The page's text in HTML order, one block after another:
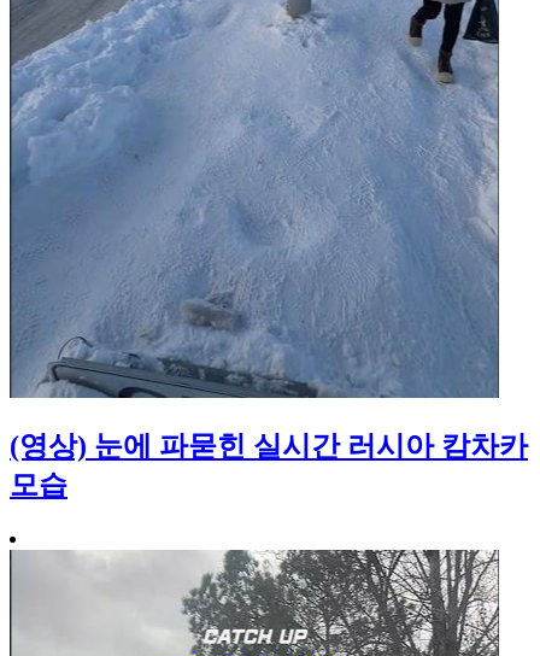
(영상) 눈에 파묻힌 실시간 러시아 캄차카
모습